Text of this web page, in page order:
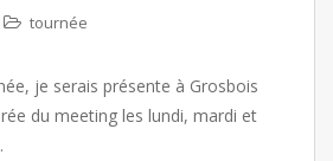
tournée
je serais présente à Grosbois
du meeting les lundi, mardi et